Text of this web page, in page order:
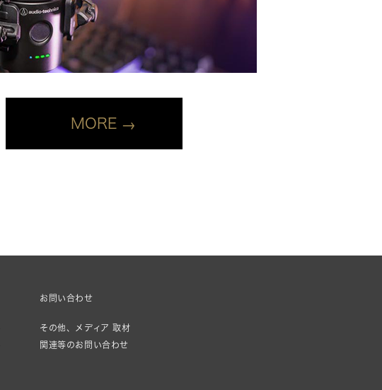
MORE
お問い合わせ
その他、メディア 取材
関連等のお問い合わせ